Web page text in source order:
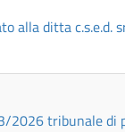
alla ditta c.s.e.d.
2026 tribunale di